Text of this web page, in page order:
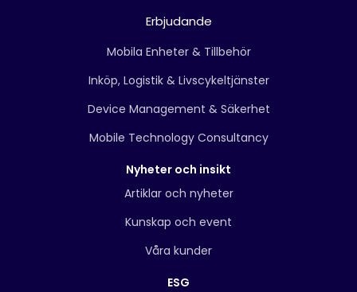
Erbjudande
Mobila Enheter & Tillbehör
Inköp, Logistik & Livscykeltjänster
Device Management & Säkerhet
Mobile Technology Consultancy
Nyheter och insikt
Artiklar och nyheter
Kunskap och event
Våra kunder
ESG